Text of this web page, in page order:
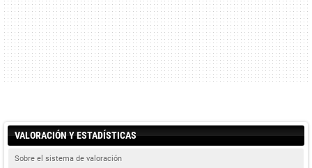
VALORACIÓN Y ESTADÍSTICAS
Sobre el sistema de valoración